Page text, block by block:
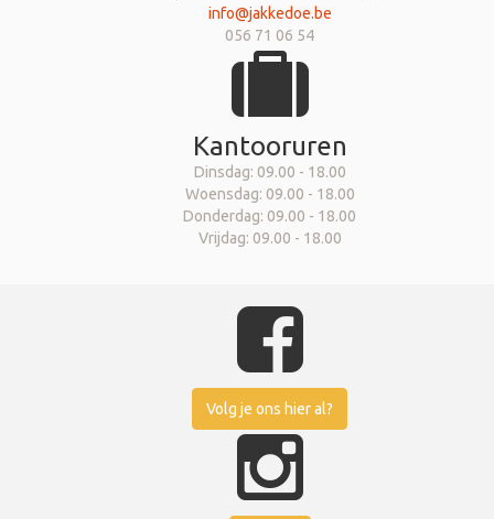
info@jakkedoe.be
056 71 06 54
Kantooruren
Dinsdag: 09.00 - 18.00
Woensdag: 09.00 - 18.00
Donderdag: 09.00 - 18.00
Vrijdag: 09.00 - 18.00
Volg je ons hier al?